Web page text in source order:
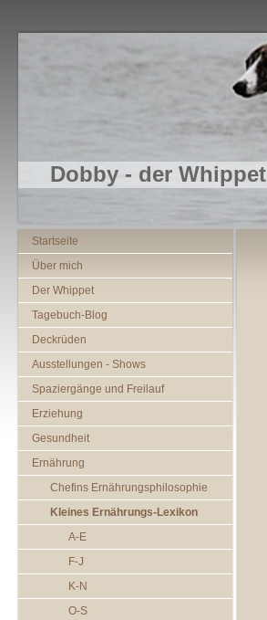
Dobby - der Whippet
Startseite
Über mich
Der Whippet
Tagebuch-Blog
Deckrüden
Ausstellungen - Shows
Spaziergänge und Freilauf
Erziehung
Gesundheit
Ernährung
Chefins Ernährungsphilosophie
Kleines Ernährungs-Lexikon
A-E
F-J
K-N
O-S